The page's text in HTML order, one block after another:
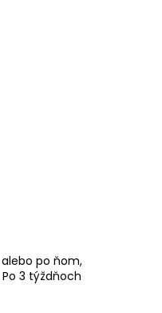
po ňom,
3 týždňoch